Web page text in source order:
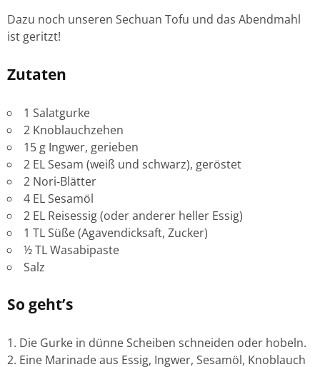
Dazu noch unseren Sechuan Tofu und das Abendmahl
ist geritzt!
Zutaten
1 Salatgurke
2 Knoblauchzehen
15 g Ingwer, gerieben
2 EL Sesam (weiß und schwarz), geröstet
2 Nori-Blätter
4 EL Sesamöl
2 EL Reisessig (oder anderer heller Essig)
1 TL Süße (Agavendicksaft, Zucker)
½ TL Wasabipaste
Salz
So geht’s
Die Gurke in dünne Scheiben schneiden oder hobeln.
Eine Marinade aus Essig, Ingwer, Sesamöl, Knoblauch